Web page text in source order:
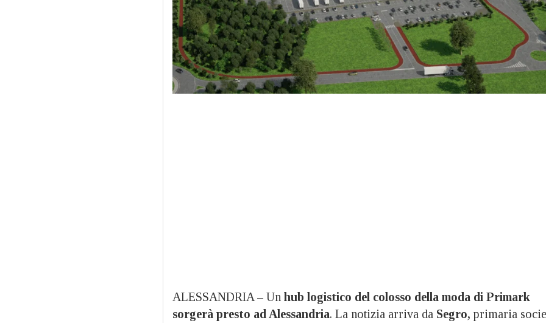
ALESSANDRIA – Un hub logistico del colosso della moda di Primark
sorgerà presto ad Alessandria. La notizia arriva da Segro, primaria